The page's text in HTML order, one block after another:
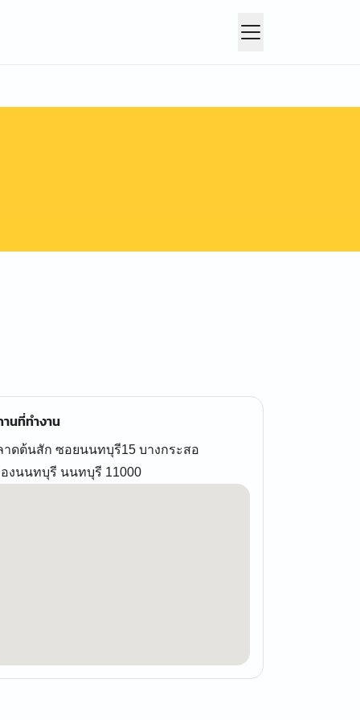
นที่ทำงาน
าดต้นสัก ซอยนนทบุรี15 บางกระสอ
องนนทบุรี นนทบุรี 11000